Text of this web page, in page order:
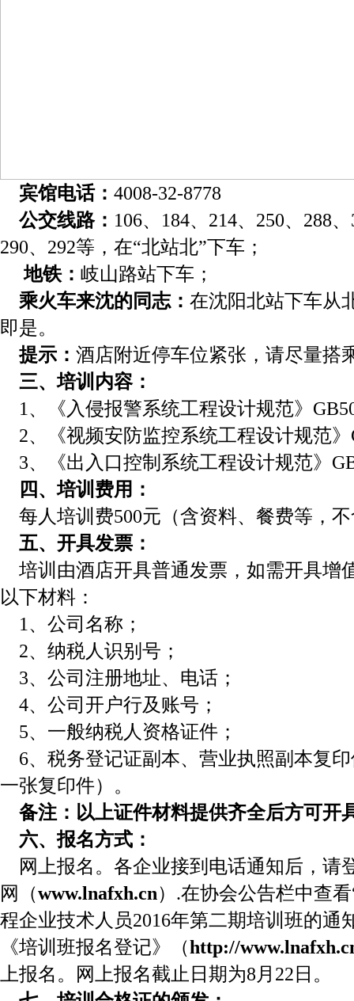
宾馆电话： 4008-32-8778
公交线路： 106、184、214、250、288
290、292等，在“北站北”下车；
地铁： 岐山路站下车；
乘火车来沈的同志： 在沈阳北站下车从
即是。
提示： 酒店附近停车位紧张，请尽量搭
三、培训内容：
1、《入侵报警系统工程设计规范》
2、《视频安防监控系统工程设计规范
3、《出入口控制系统工程设计规范》
四、培训费用：
每人培训费500元（含资料、餐费等，
五、开具发票：
培训由酒店开具普通发票，如需开具增
以下材料：
1、公司名称；
2、纳税人识别号；
3、公司注册地址、电话；
4、公司开户行及账号；
5、一般纳税人资格证件；
6、税务登记证副本、营业执照副本复
一张复印件）。
备注：以上证件材料提供齐全后方可开
六、报名方式：
网上报名。各企业接到电话通知后，请
网（www.lnafxh.cn）.在协会公告栏中查
程企业技术人员2016年第二期培训班的通
《培训班报名登记》（http://
上报名。网上报名截止日期为8月22日。